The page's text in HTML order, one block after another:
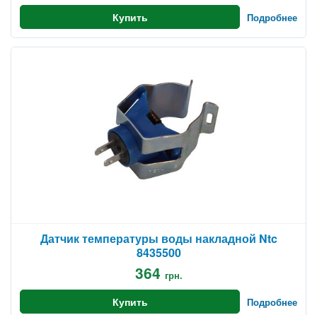
Купить Подробнее
Датчик температуры воды накладной Ntc
8435500
364 грн.
Купить Подробнее